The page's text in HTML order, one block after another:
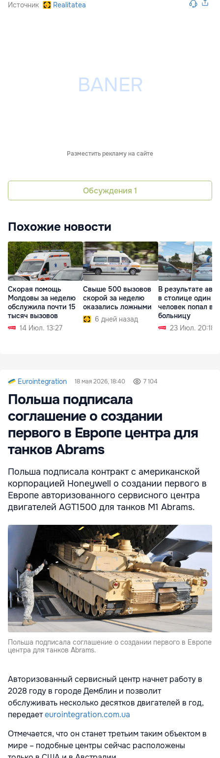
Источник Realitatea
Разместить рекламу на сайте
Обсуждения 1
Похожие новости
Скорая помощь
Молдовы за неделю
обслужила почти 15
тысяч вызовов
14 Июл. 13:27
Свыше 500 вызовов
скорой за неделю
оказались ложными
6 дней назад
В результате
в столице один
человек попал в
больницу
23 Июл. 20:18
Eurointegration 18 мая 2026, 18:40 7 104
Польша подписала
соглашение о создании
первого в Европе центра для
танков Abrams
Польша подписала контракт с американской
корпорацией Honeywell о создании первого в
Европе авторизованного сервисного центра
двигателей AGT1500 для танков M1 Abrams.
Польша подписала соглашение о создании первого в Европе
центра для танков Abrams.
Авторизованный сервисный центр начнет работу в
2028 году в городе Демблин и позволит
обслуживать несколько десятков двигателей в год,
передаетeurointegration.com.ua
Отмечается, что он станет третьим таким объектом в
мире – подобные центры сейчас расположены